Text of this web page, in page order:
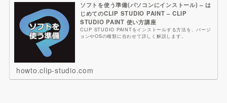
ソフトを使う準備(パソコンにインストール) – は
じめてのCLIP STUDIO PAINT – CLIP
STUDIO PAINT 使い方講座
CLIP STUDIO PAINTをインストールする方法を、バージ
ョンやOSの種類に合わせて詳しく解説します。
howto.clip-studio.com